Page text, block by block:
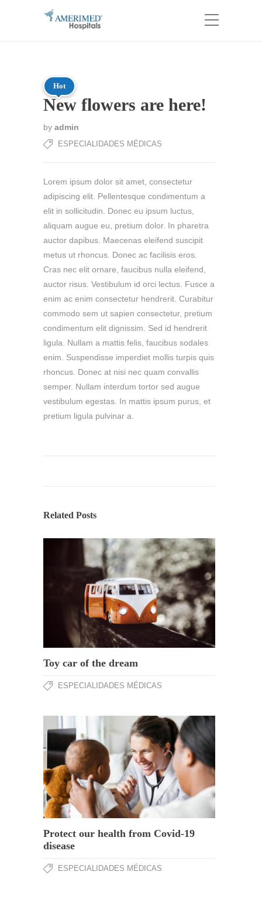
Hot
New flowers are here!
by admin
ESPECIALIDADES MÉDICAS
Lorem ipsum dolor sit amet, consectetur
adipiscing elit. Pellentesque condimentum a
elit in sollicitudin. Donec eu ipsum luctus,
aliquam augue eu, pretium dolor. In pharetra
auctor dapibus. Maecenas eleifend suscipit
metus ut rhoncus. Donec ac facilisis eros.
Cras nec elit ornare, faucibus nulla eleifend,
auctor risus. Vestibulum id orci lectus. Fusce a
enim ac enim consectetur hendrerit. Curabitur
commodo sem ut sapien consectetur, pretium
condimentum elit dignissim. Sed id hendrerit
ligula. Nullam a mattis felis, faucibus sodales
enim. Suspendisse imperdiet mollis turpis quis
rhoncus. Donec at nisi nec quam convallis
semper. Nullam interdum tortor sed augue
vestibulum egestas. In mattis ipsum purus, et
pretium ligula pulvinar a.
Related Posts
Toy car of the dream
ESPECIALIDADES MÉDICAS
Protect our health from Covid-19
disease
ESPECIALIDADES MÉDICAS